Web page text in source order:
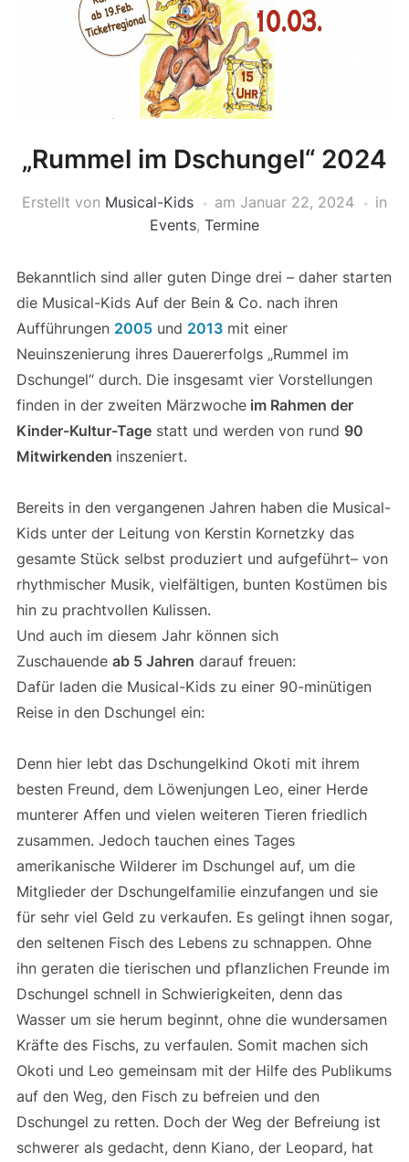
„Rummel im Dschungel“ 2024
Erstellt von Musical-Kids am Januar 22, 2024
in
Events, Termine
Bekanntlich sind aller guten Dinge drei – daher starten
die Musical-Kids Auf der Bein & Co. nach ihren
Aufführungen 2005und 2013mit einer
Neuinszenierung ihres Dauererfolgs „Rummel im
Dschungel“ durch. Die insgesamt vier Vorstellungen
finden in der zweiten Märzwocheim Rahmen der
Kinder-Kultur-Tagestatt und werden von rund 90
Mitwirkenden inszeniert.
Bereits in den vergangenen Jahren haben die Musical-
Kids unter der Leitung von Kerstin Kornetzky das
gesamte Stück selbst produziert und aufgeführt– von
rhythmischer Musik, vielfältigen, bunten Kostümen bis
hin zu prachtvollen Kulissen.
Und auch im diesem Jahr können sich
Zuschauende ab 5 Jahren darauf freuen:
Dafür laden die Musical-Kids zu einer 90-minütigen
Reise in den Dschungel ein:
Denn hier lebt das Dschungelkind Okoti mit ihrem
besten Freund, dem Löwenjungen Leo, einer Herde
munterer Affen und vielen weiteren Tieren friedlich
zusammen. Jedoch tauchen eines Tages
amerikanische Wilderer im Dschungel auf, um die
Mitglieder der Dschungelfamilie einzufangen und sie
für sehr viel Geld zu verkaufen. Es gelingt ihnen sogar,
den seltenen Fisch des Lebens zu schnappen. Ohne
ihn geraten die tierischen und pflanzlichen Freunde im
Dschungel schnell in Schwierigkeiten, denn das
Wasser um sie herum beginnt, ohne die wundersamen
Kräfte des Fischs, zu verfaulen. Somit machen sich
Okoti und Leo gemeinsam mit der Hilfe des Publikums
auf den Weg, den Fisch zu befreien und den
Dschungel zu retten. Doch der Weg der Befreiung ist
schwerer als gedacht, denn Kiano, der Leopard, hat